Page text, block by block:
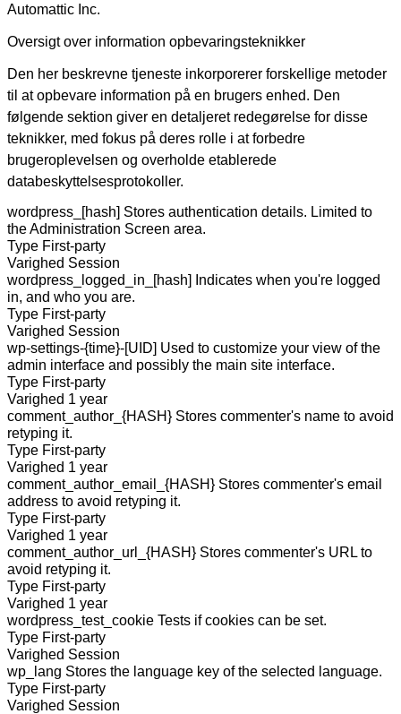
Automattic Inc.
Oversigt over information opbevaringsteknikker
Den her beskrevne tjeneste inkorporerer forskellige metoder
til at opbevare information på en brugers enhed. Den
følgende sektion giver en detaljeret redegørelse for disse
teknikker, med fokus på deres rolle i at forbedre
brugeroplevelsen og overholde etablerede
databeskyttelsesprotokoller.
wordpress_[hash] Stores authentication details. Limited to
the Administration Screen area.
Type First-party
Varighed Session
wordpress_logged_in_[hash]
Indicates when you're logged
in, and who you are.
Type First-party
Varighed Session
wp-settings-{time}-[UID] Used to customize your view of the
admin interface and possibly the main site interface.
Type First-party
Varighed 1 year
comment_author_{HASH} Stores commenter's name to avoid
retyping it.
Type First-party
Varighed 1 year
comment_author_email_{HASH} Stores commenter's email
address to avoid retyping it.
Type First-party
Varighed 1 year
comment_author_url_{HASH} Stores commenter's URL to
avoid retyping it.
Type First-party
Varighed 1 year
wordpress_test_cookie Tests if cookies can be set.
Type First-party
Varighed Session
wp_lang Stores the language key of the selected language.
Type First-party
Varighed Session